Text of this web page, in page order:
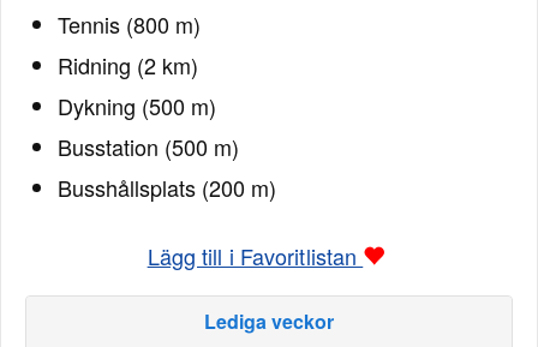
Tennis (800 m)
Ridning (2 km)
Dykning (500 m)
Busstation (500 m)
Busshållsplats (200 m)
Lägg till i Favoritlistan
Lediga veckor